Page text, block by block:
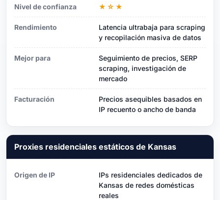
Nivel de confianza ★☆★
Rendimiento
Latencia ultrabaja para scraping
y recopilación masiva de datos
Mejor para
Seguimiento de precios, SERP
scraping, investigación de
mercado
Facturación
Precios asequibles basados ​​en
IP recuento o ancho de banda
Proxies residenciales estáticos de Kansas
Origen de IP
IPs residenciales dedicados de
Kansas de redes domésticas
reales